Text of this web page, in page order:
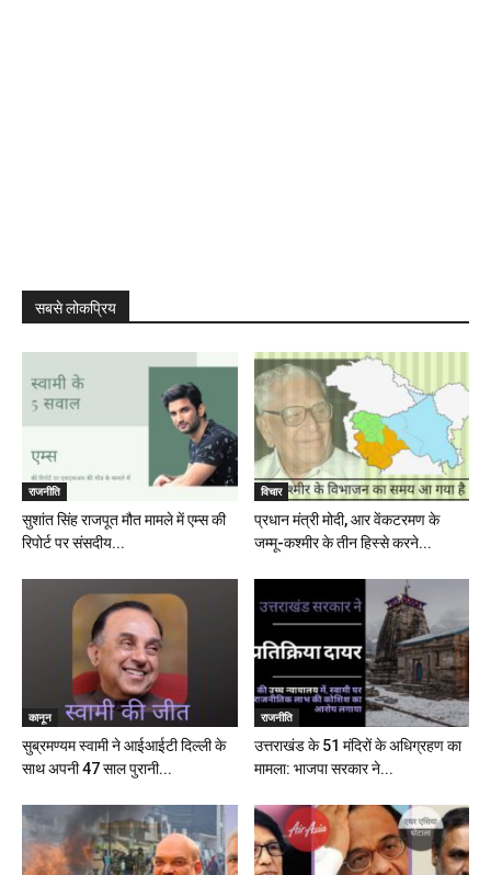
सबसे लोकप्रिय
राजनीति
सुशांत सिंह राजपूत मौत मामले में एम्स की
रिपोर्ट पर संसदीय...
विचार
प्रधान मंत्री मोदी, आर वेंकटरमण के
जम्मू-कश्मीर के तीन हिस्से करने...
कानून
सुब्रमण्यम स्वामी ने आईआईटी दिल्ली के
साथ अपनी 47 साल पुरानी...
राजनीति
उत्तराखंड के 51 मंदिरों के अधिग्रहण का
मामला: भाजपा सरकार ने...